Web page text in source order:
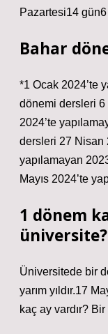
Pazartesi14 gün6
Bahar
*1 Ocak 2024’te
dönemi dersleri 6
2024’te
dersleri 27 Nisan
yapılamayan
Mayıs 2024’te
1 dönem
üniversite?
Üniversitede bir
yarım yıldır.17
kaç ay vardır? Bir